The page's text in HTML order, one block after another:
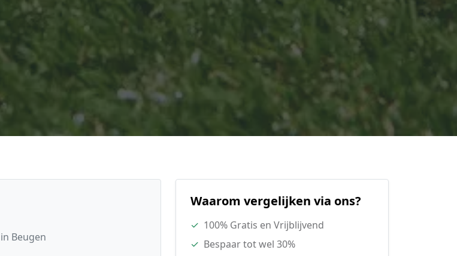
Beugen
Waarom vergelijken via ons?
✓ 100% Gratis en Vrijblijvend
✓ Bespaar tot wel 30%